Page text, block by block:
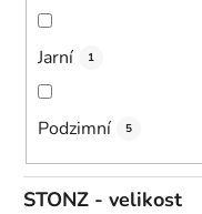
Jarní 1
Podzimní 5
STONZ - velikost